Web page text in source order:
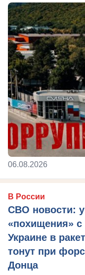
06.08.2026
В России
СВО новости:
«похищения» с
Украине в
тонут при
Донца